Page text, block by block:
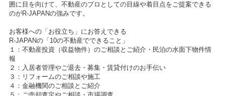
囲に目を向けて、不動産のプロとしての目線や着目点をご提案できる
のがR-JAPANの強みです。
お客様への「お役立ち」にお答えできる
R-JAPANの「10の不動産でできること」
１：不動産投資（収益物件）のご相談とご紹介・民泊の水面下物件情
報
２：入居者管理やご退去・募集・賃貸付けのお手伝い
３：リフォームのご相談や施工
４：金融機関のご相談とご紹介